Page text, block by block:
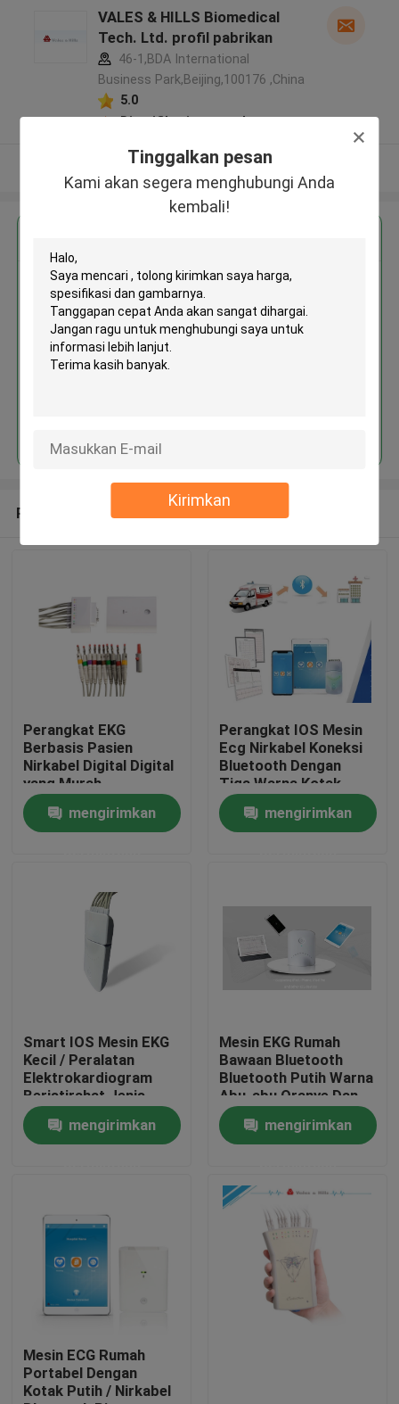
Tinggalkan pesan
Kami akan segera menghubungi Anda
kembali!
Kirimkan
Tur Pabrik
Kontrol kualitas
Permintaan Penawaran
Mesin EKG Genggam
VALES & HILLS Biomedical
Tech. Ltd. profil pabrikan
46-1,BDA International
Business Park,Beijing,100176 ,China
5.0
Diverifikasi pemasok
Lihat Lebih
MOQ： 1box/boxes
Rekomendasi Produk
Perangkat EKG
Berbasis Pasien
Nirkabel Digital Digital
yang Murah,
Beristirahat Tes EKG
untuk iOSmengirimkan
Perangkat IOS Mesin
Ecg Nirkabel Koneksi
Bluetooth Dengan
Tiga Warna Kotak
Kecil
mengirimkan
Smart IOS Mesin EKG
Kecil / Peralatan
Elektrokardiogram
Beristirahat Jenis
mengirimkan
Mesin EKG Rumah
Bawaan Bluetooth
Bluetooth Putih Warna
Abu-abu Oranye Dan
Hijau
mengirimkan
Mesin ECG Rumah
Portabel Dengan
Kotak Putih / Nirkabel